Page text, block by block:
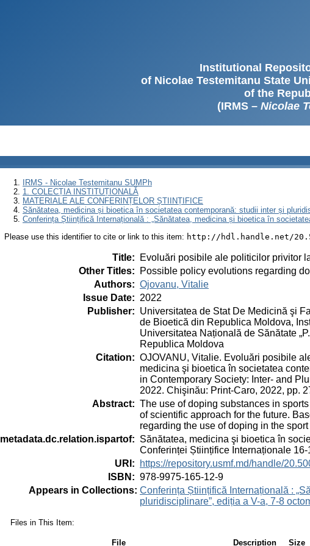
Institutional
of Nicolae Testemitanu State
of the
(IRMS – Nicolae
IRMS - Nicolae Testemitanu SUMPh
1. COLECȚIA INSTITUȚIONALĂ
MATERIALE ALE CONFERINȚELOR ȘTIINȚIFICE
Sănătatea, medicina și bioetica în societatea contemporană: studii inter și
Conferința Științifică Internațională : „Sănătatea, medicina și bioetica în
Please use this identifier to cite or link to this item: http://hdl.handle.net/
Title:
Evoluări posibile ale politicilor privitor
Other Titles:
Possible policy evolutions regarding
Authors: Ojovanu, Vitalie
Issue Date: 2022
Publisher: Universitatea de Stat De Medicină şi
de Bioetică din Republica Moldova,
Universitatea Națională de Sănătate
Republica Moldova
Citation: OJOVANU, Vitalie. Evoluări posibile
medicina şi bioetica în societatea
in Contemporary Society: Inter- and
2022. Chişinău: Print-Caro, 2022, pp.
Abstract: The use of doping substances in
of scientific approach for the future.
regarding the use of doping in the sport
metadata.dc.relation.ispartof: Sănătatea, medicina şi bioetica în
Conferinței Științifice Internaționale
URI :
https://repository.usmf.md/handle/
ISBN : 978-9975-165-12-9
Appears in Collections: Conferința Științifică Internațională :
pluridisciplinare”, ediția a V-a, 7-8
Files in This Item:
File Description Size